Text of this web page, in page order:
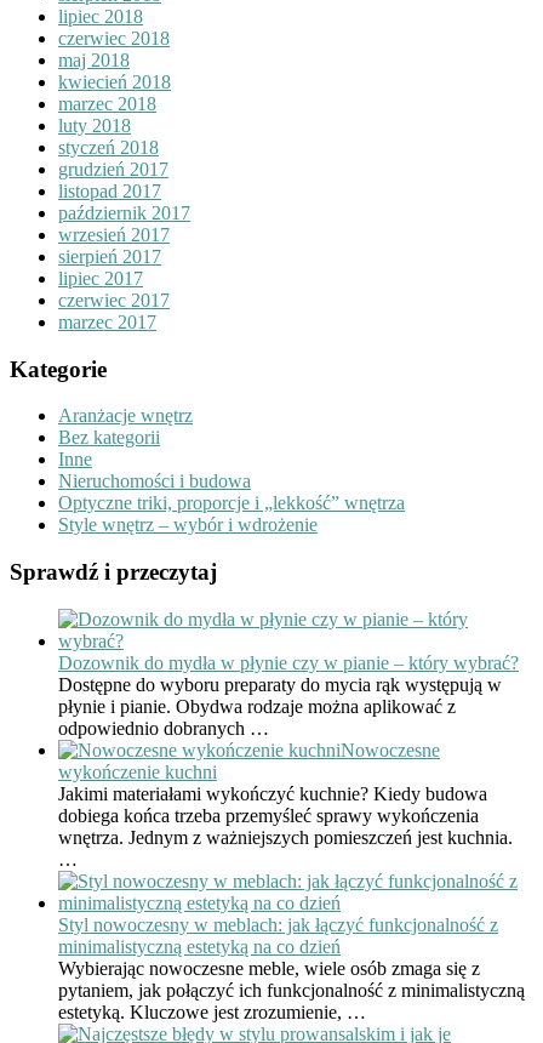
lipiec 2018
czerwiec 2018
maj 2018
kwiecień 2018
marzec 2018
luty 2018
styczeń 2018
grudzień 2017
listopad 2017
październik 2017
wrzesień 2017
sierpień 2017
lipiec 2017
czerwiec 2017
marzec 2017
Kategorie
Aranżacje wnętrz
Bez kategorii
Inne
Nieruchomości i budowa
Optyczne triki, proporcje i „lekkość” wnętrza
Style wnętrz – wybór i wdrożenie
Sprawdź i przeczytaj
Dozownik do mydła w płynie czy w pianie – który wybrać?
Dostępne do wyboru preparaty do mycia rąk występują w
płynie i pianie. Obydwa rodzaje można aplikować z
odpowiednio dobranych …
Nowoczesne
wykończenie kuchni
Jakimi materiałami wykończyć kuchnie? Kiedy budowa
dobiega końca trzeba przemyśleć sprawy wykończenia
wnętrza. Jednym z ważniejszych pomieszczeń jest kuchnia.
…
Styl nowoczesny w meblach: jak łączyć funkcjonalność z
minimalistyczną estetyką na co dzień
Wybierając nowoczesne meble, wiele osób zmaga się z
pytaniem, jak połączyć ich funkcjonalność z minimalistyczną
estetyką. Kluczowe jest zrozumienie, …